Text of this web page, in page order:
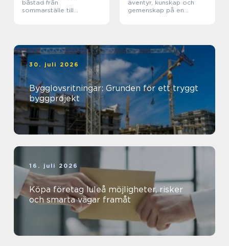
båstad från
sommarställe till
äventyr, kunskap och
gemenskap på en
30. juli 2026
Bygglovsritningar: Grunden för ett tryggt
byggprojekt
16. juli 2026
Köpa företag luleå möjligheter, risker
och smarta vägar framåt